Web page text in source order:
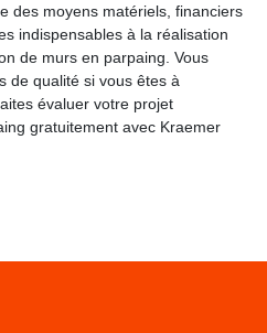
des moyens matériels, financiers
indispensables à la réalisation
de murs en parpaing. Vous
de qualité si vous êtes à
évaluer votre projet
gratuitement avec Kraemer